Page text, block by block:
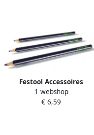
Festool Accessoires
Timmermanspotlood BS-ZM-
Set 578032
1 webshop
€ 6,59